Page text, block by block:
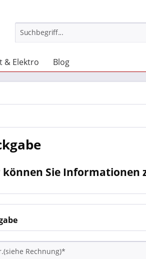
& Elektro Blog
können Sie Informationen